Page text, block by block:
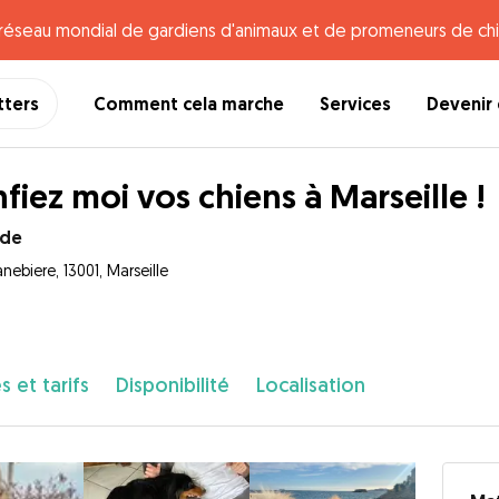
mondial de gardiens d'animaux et de promeneurs de
Comment cela marche Services
moi vos chiens à Marseille !
13001, Marseille
et tarifs Disponibilité Localisation